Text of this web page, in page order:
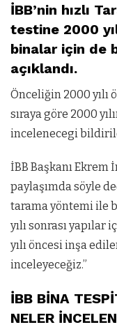
İBB’nin hızlı
testine 2000
binalar için de
açıklandı.
Önceliğin 2000 yılı
sıraya göre 2000
incelenecegi
İBB Başkanı Ekrem
paylaşımda söyle
tarama yöntemi ile
yılı sonrası
yılı öncesi inşa
inceleyeceğiz.”
İBB BİNA
NELER